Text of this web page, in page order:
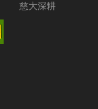
慈大深耕